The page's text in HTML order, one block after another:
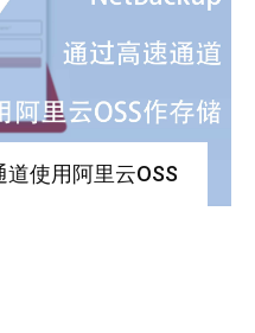
使用阿里云OSS